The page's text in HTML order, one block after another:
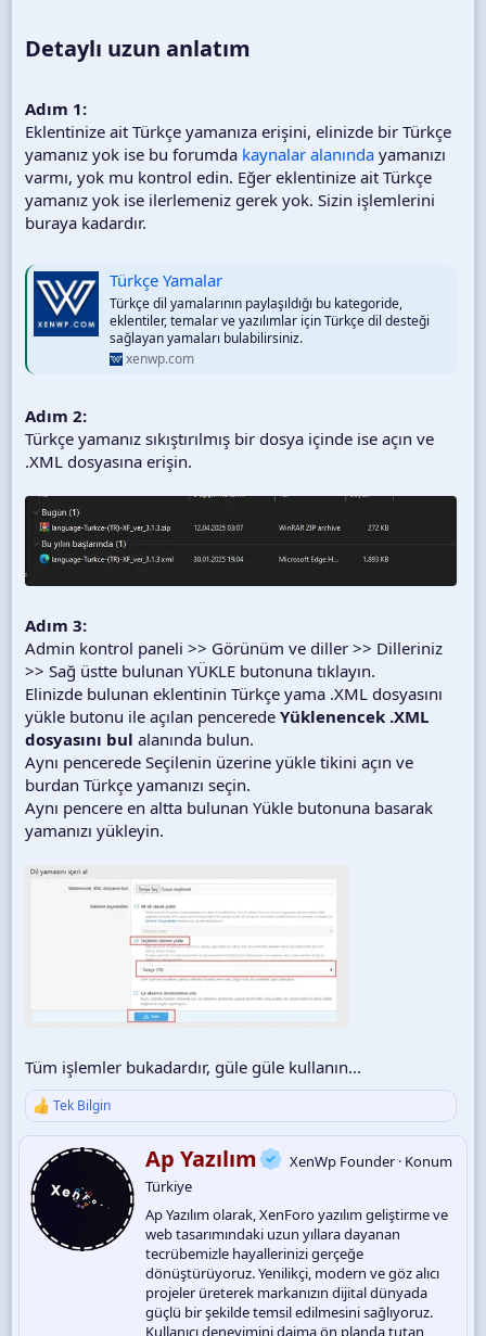
Detaylı uzun anlatım
Adım 1:
Eklentinize ait Türkçe yamanıza erişini, elinizde bir Türkçe
yamanız yok ise bu forumda kaynalar alanında yamanızı
varmı, yok mu kontrol edin. Eğer eklentinize ait Türkçe
yamanız yok ise ilerlemeniz gerek yok. Sizin işlemlerini
buraya kadardır.
Türkçe Yamalar
Türkçe dil yamalarının paylaşıldığı bu kategoride,
eklentiler, temalar ve yazılımlar için Türkçe dil desteği
sağlayan yamaları bulabilirsiniz.
xenwp.com
Adım 2:
Türkçe yamanız sıkıştırılmış bir dosya içinde ise açın ve
.XML dosyasına erişin.
Adım 3:
Admin kontrol paneli >> Görünüm ve diller >> Dilleriniz
>> Sağ üstte bulunan YÜKLE butonuna tıklayın.
Elinizde bulunan eklentinin Türkçe yama .XML dosyasını
yükle butonu ile açılan pencerede Yüklenencek .XML
dosyasını bul alanında bulun.
Aynı pencerede Seçilenin üzerine yükle tikini açın ve
burdan Türkçe yamanızı seçin.
Aynı pencere en altta bulunan Yükle butonuna basarak
yamanızı yükleyin.
Tüm işlemler bukadardır, güle güle kullanın...
T
i
l
e
Tek Bilgin
Y
a
z
a
r
Ap Yazılım XenWp Founder · Konum
Türkiye
Ap Yazılım olarak, XenForo yazılım geliştirme ve
web tasarımındaki uzun yıllara dayanan
tecrübemizle hayallerinizi gerçeğe
dönüştürüyoruz. Yenilikçi, modern ve göz alıcı
projeler üreterek markanızın dijital dünyada
güçlü bir şekilde temsil edilmesini sağlıyoruz.
Kullanıcı deneyimini daima ön planda tutan